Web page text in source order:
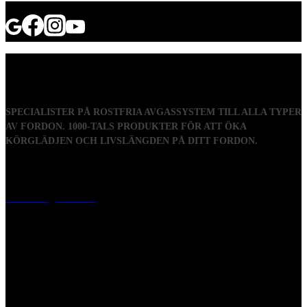
SPECIALISTER PÅ ROSTFRIA AVGASSYSTEM TILL ALLA TYPER
AV FORDON. 1000-TALS PRODUKTER FÖR ATT ÖKA
KÖRGLÄDJEN OCH LIVSLÄNGDEN PÅ DITT FORDON.